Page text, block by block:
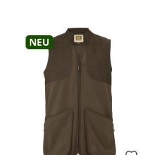
Neu